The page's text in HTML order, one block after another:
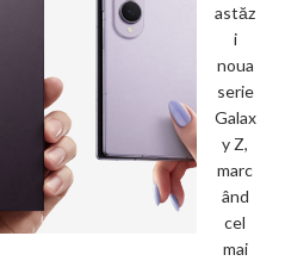
astăz
i
noua
serie
Galax
y Z,
marc
ând
cel
mai